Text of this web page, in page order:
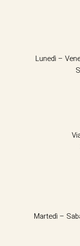
Lunedì –
Martedì –